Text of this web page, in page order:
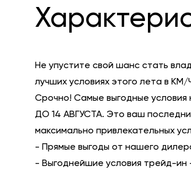
Не упустите свой шанс стать
лучших условиях этого лета в КМ/
Срочно! Самые выгодные условия
ДО 14 АВГУСТА. Это ваш
максимально привлекательных
- Прямые выгоды от нашего
- Выгоднейшие условия трейд-